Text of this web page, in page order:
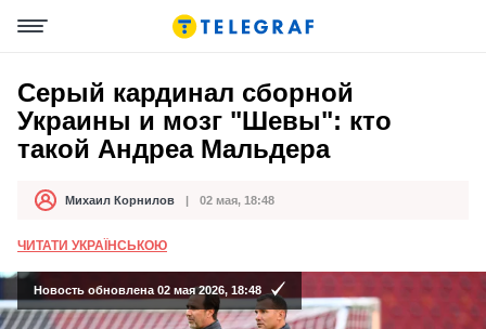
Серый кардинал сборной
Украины и мозг "Шевы": кто
такой Андреа Мальдера
АвторМихаил Корнилов
Дата публикации 02 мая, 18:48
ЧИТАТИ УКРАЇНСЬКОЮ
Новость обновлена 02 мая 2026, 18:48